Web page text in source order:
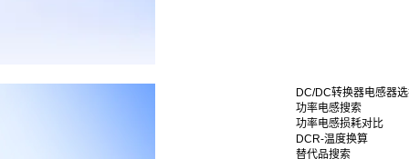
DC/DC转换器电感器
功率电感搜索
功率电感损耗对比
DCR-温度换算
替代品搜索